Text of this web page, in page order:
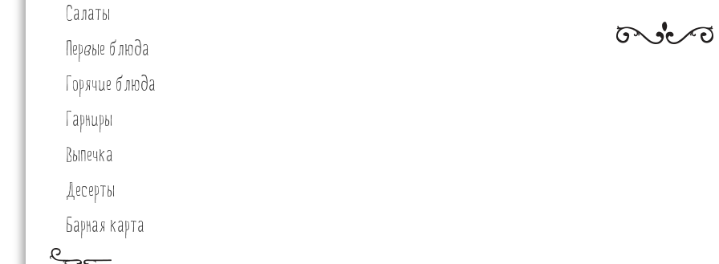
Салаты
Первые блюда
Горячие блюда
Гарниры
Выпечка
Десерты
Барная карта